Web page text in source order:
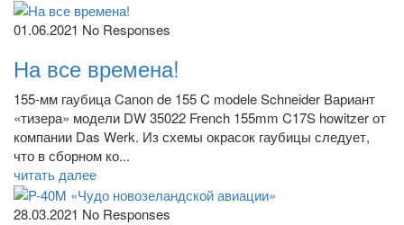
01.06.2021 No Responses
На все времена!
155-мм гаубица Canon de 155 C modele Schneider Вариант
«тизера» модели DW 35022 French 155mm C17S howitzer от
компании Das Werk. Из схемы окрасок гаубицы следует,
что в сборном ко...
читать далее
28.03.2021 No Responses